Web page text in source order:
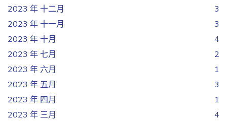
2023 年 十二月
3
2023 年 十一月
3
2023 年 十月
4
2023 年 七月
2
2023 年 六月
1
2023 年 五月
3
2023 年 四月
1
2023 年 三月
4